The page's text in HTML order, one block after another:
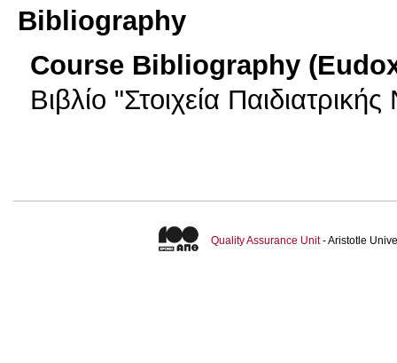
Bibliography
Course Bibliography
Βιβλίο "Στοιχεία
Quality Assurance Unit- Aristotle